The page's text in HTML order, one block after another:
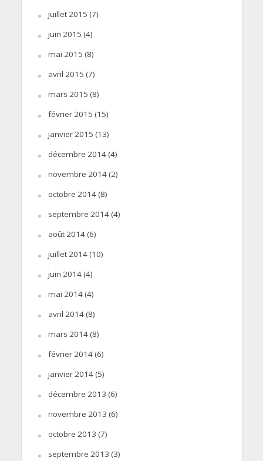
juillet 2015 (7)
juin 2015 (4)
mai 2015 (8)
avril 2015 (7)
mars 2015 (8)
février 2015 (15)
janvier 2015 (13)
décembre 2014(4)
novembre 2014(2)
octobre 2014(8)
septembre 2014(4)
août 2014(6)
juillet 2014(10)
juin 2014(4)
mai 2014(4)
avril 2014(8)
mars 2014(8)
février 2014(6)
janvier 2014(5)
décembre 2013 (6)
novembre 2013 (6)
octobre 2013 (7)
septembre 2013 (3)